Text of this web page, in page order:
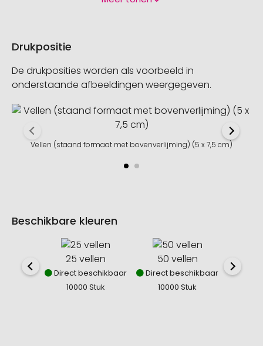
Drukpositie
De drukposities worden als voorbeeld in
onderstaande afbeeldingen weergegeven.
Vellen (staand formaat met bovenverlijming) (5 x 7,5 cm)
Beschikbare kleuren
25 vellen
Direct beschikbaar
10000 Stuk
50 vellen
Direct beschikbaar
10000 Stuk
Direct